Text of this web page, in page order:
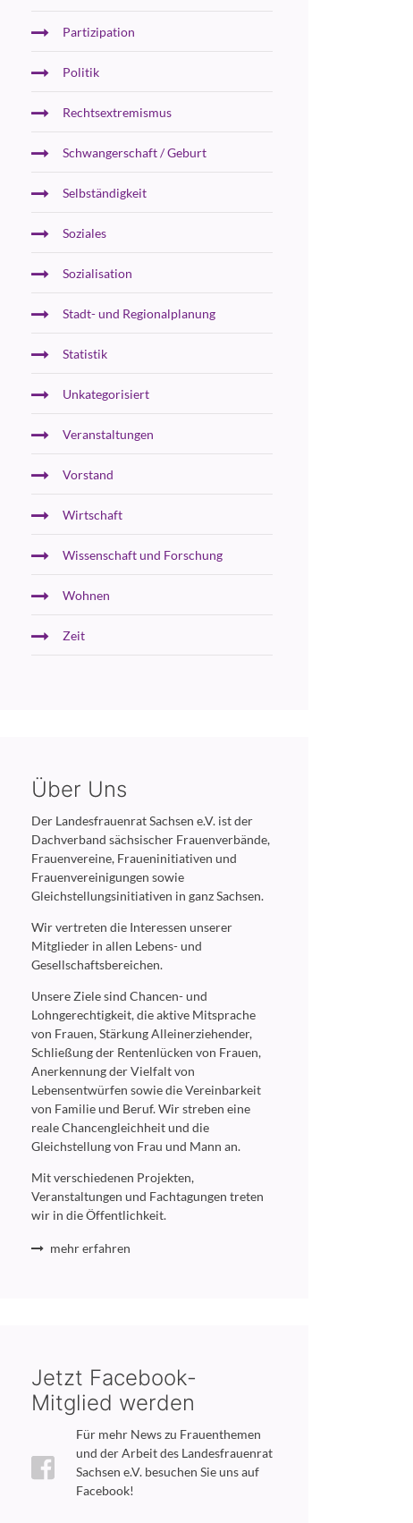
Partizipation
Politik
Rechtsextremismus
Schwangerschaft / Geburt
Selbständigkeit
Soziales
Sozialisation
Stadt- und Regionalplanung
Statistik
Unkategorisiert
Veranstaltungen
Vorstand
Wirtschaft
Wissenschaft und Forschung
Wohnen
Zeit
Über Uns
Der Landesfrauenrat Sachsen e.V. ist der
Dachverband sächsischer Frauenverbände,
Frauenvereine, Fraueninitiativen und
Frauenvereinigungen sowie
Gleichstellungsinitiativen in ganz Sachsen.
Wir vertreten die Interessen unserer
Mitglieder in allen Lebens- und
Gesellschaftsbereichen.
Unsere Ziele sind Chancen- und
Lohngerechtigkeit, die aktive Mitsprache
von Frauen, Stärkung Alleinerziehender,
Schließung der Rentenlücken von Frauen,
Anerkennung der Vielfalt von
Lebensentwürfen sowie die Vereinbarkeit
von Familie und Beruf. Wir streben eine
reale Chancengleichheit und die
Gleichstellung von Frau und Mann an.
Mit verschiedenen Projekten,
Veranstaltungen und Fachtagungen treten
wir in die Öffentlichkeit.
mehr erfahren
Jetzt Facebook-
Mitglied werden
Für mehr News zu Frauenthemen
und der Arbeit des Landesfrauenrat
Sachsen e.V. besuchen Sie uns auf
Facebook!